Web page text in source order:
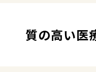
質の高い医